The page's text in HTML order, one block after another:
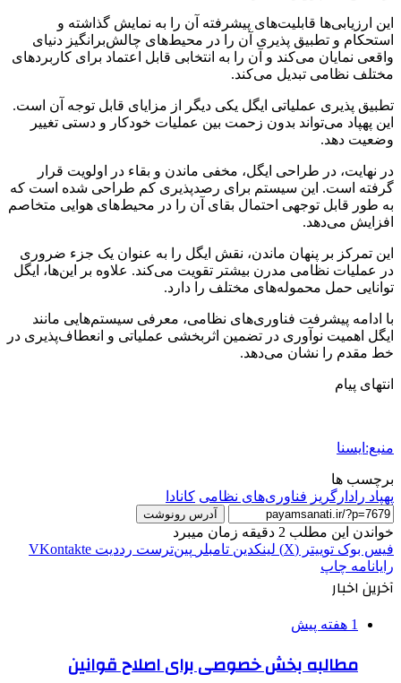
این ارزیابی‌ها قابلیت‌های پیشرفته آن را به نمایش گذاشته و
استحکام و تطبیق پذیری آن را در محیط‌های چالش‌برانگیز دنیای
واقعی نمایان می‌کند و آن را به انتخابی قابل اعتماد برای کاربردهای
مختلف نظامی تبدیل می‌کند.
تطبیق پذیری عملیاتی ایگل یکی دیگر از مزایای قابل توجه آن است.
این پهپاد می‌تواند بدون زحمت بین عملیات خودکار و دستی تغییر
وضعیت دهد.
در نهایت، در طراحی ایگل، مخفی ماندن و بقاء در اولویت قرار
گرفته است. این سیستم برای رصدپذیری کم طراحی شده است که
به طور قابل توجهی احتمال بقای آن را در محیط‌های هوایی متخاصم
افزایش می‌دهد.
این تمرکز بر پنهان ماندن، نقش ایگل را به عنوان یک جزء ضروری
در عملیات نظامی مدرن بیشتر تقویت می‌کند. علاوه بر این‌ها، ایگل
توانایی حمل محموله‌های مختلف را دارد.
با ادامه پیشرفت فناوری‌های نظامی، معرفی سیستم‌هایی مانند
ایگل اهمیت نوآوری در تضمین اثربخشی عملیاتی و انعطاف‌پذیری در
خط مقدم را نشان می‌دهد.
انتهای پیام
منبع:ایسنا
برچسب ها
پهپاد رادارگریز فناوری‌های نظامی كانادا
آدرس رونوشت
خواندن این مطلب 2 دقیقه زمان میبرد
فیس بوک توییتر (X) لینکدین ‫تامبلر ‫پین‌ترست ‫رددیت ‫VKontakte
رایانامه چاپ
آخرین اخبار
1 هفته پیش
مطالبه بخش خصوصی برای اصلاح قوانین